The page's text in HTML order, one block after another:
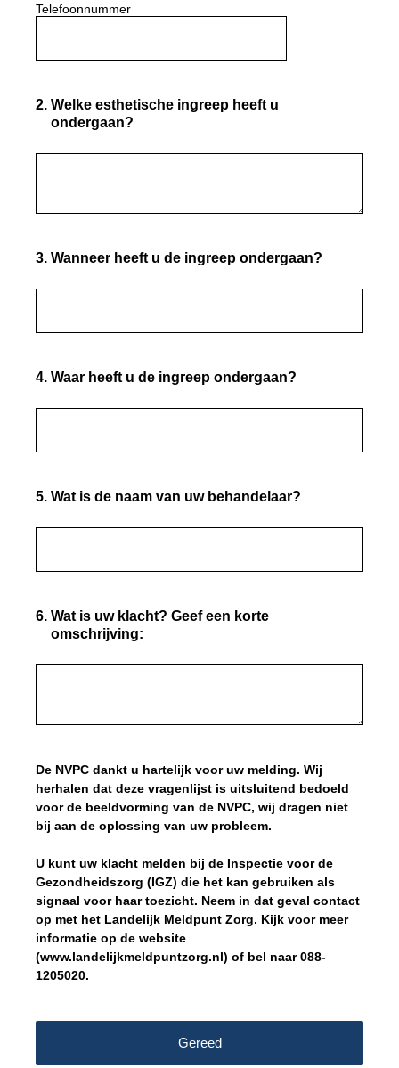
Telefoonnummer
2. Welke esthetische ingreep heeft u
ondergaan?
3. Wanneer heeft u de ingreep ondergaan?
4. Waar heeft u de ingreep ondergaan?
5. Wat is de naam van uw behandelaar?
6. Wat is uw klacht? Geef een korte
omschrijving:
De NVPC dankt u hartelijk voor uw melding. Wij
herhalen dat deze vragenlijst is uitsluitend bedoeld
voor de beeldvorming van de NVPC, wij dragen niet
bij aan de oplossing van uw probleem.
U kunt uw klacht melden bij de Inspectie voor de
Gezondheidszorg (IGZ) die het kan gebruiken als
signaal voor haar toezicht. Neem in dat geval contact
op met het Landelijk Meldpunt Zorg. Kijk voor meer
informatie op de website
(www.landelijkmeldpuntzorg.nl) of bel naar 088-
1205020.
Gereed